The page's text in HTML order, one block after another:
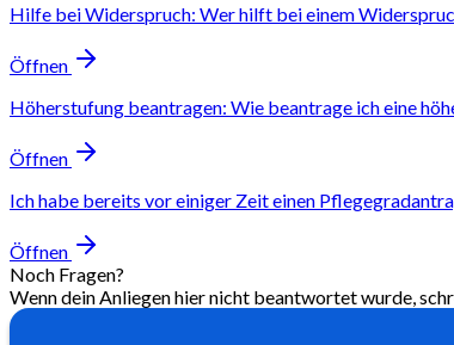
Hilfe bei Widerspruch: Wer hilft bei einem
Öffnen
Höherstufung beantragen: Wie beantrage ich eine
Öffnen
Ich habe bereits vor einiger Zeit einen
Öffnen
Noch Fragen?
Wenn dein Anliegen hier nicht beantwortet wurde,